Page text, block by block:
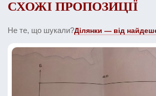
СХОЖІ ПРОПОЗИЦІЇ
Не те, що шукали?Ділянки — від